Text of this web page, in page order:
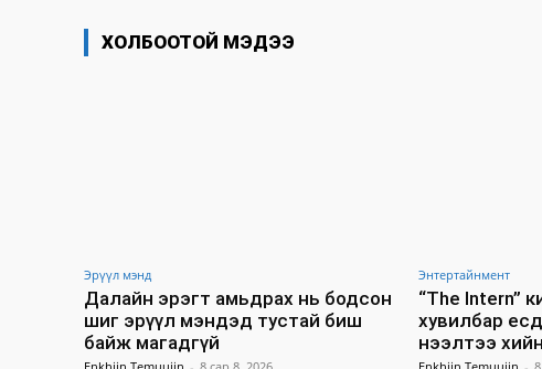
ХОЛБООТОЙ МЭДЭЭ
Эрүүл мэнд
Далайн эрэгт амьдрах нь бодсон
шиг эрүүл мэндэд тустай биш
байж магадгүй
Энтертайнмент
“The Intern”
хувилбар
нээлтээ